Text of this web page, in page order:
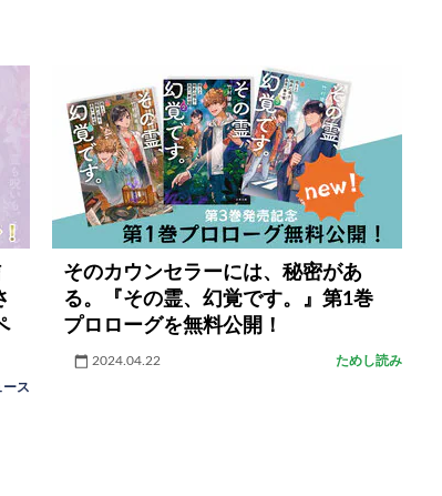
ース
そのカウンセラーには、秘密があ
る。『その霊、幻覚です。』第1巻
プロローグを無料公開！
2024.04.22 ためし読み